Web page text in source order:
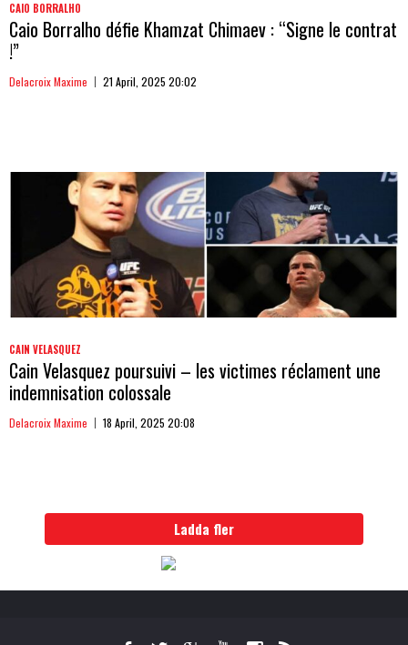
CAIO BORRALHO
Caio Borralho défie Khamzat Chimaev : “Signe le contrat
!”
Delacroix Maxime 21 April, 2025 20:02
CAIN VELASQUEZ
Cain Velasquez poursuivi – les victimes réclament une
indemnisation colossale
Delacroix Maxime 18 April, 2025 20:08
Ladda fler